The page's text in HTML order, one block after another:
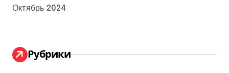
Октябрь 2024
Рубрики